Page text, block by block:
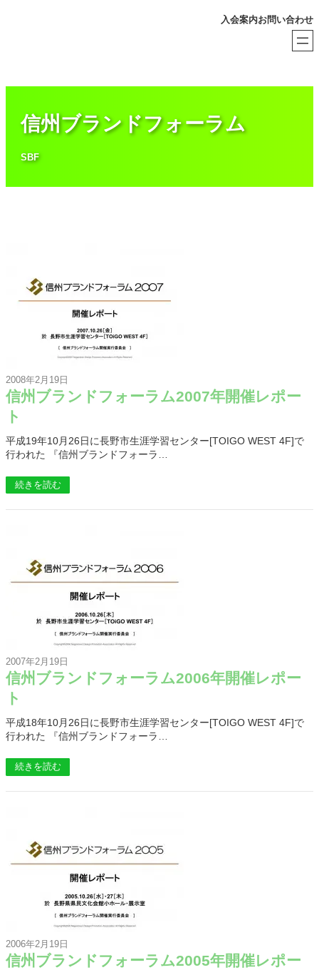
入会案内お問い合わせ
信州ブランドフォーラム
SBF
2008年2月19日
信州ブランドフォーラム2007年開催レポー
ト
平成19年10月26日に長野市生涯学習センター[TOIGO WEST 4F]で
行われた 『信州ブランドフォーラ…
続きを読む
2007年2月19日
信州ブランドフォーラム2006年開催レポー
ト
平成18年10月26日に長野市生涯学習センター[TOIGO WEST 4F]で
行われた 『信州ブランドフォーラ…
続きを読む
2006年2月19日
信州ブランドフォーラム2005年開催レポー